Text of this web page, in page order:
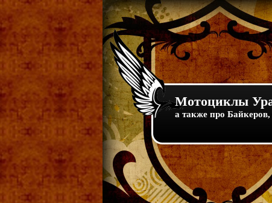
Мотоциклы
а также про